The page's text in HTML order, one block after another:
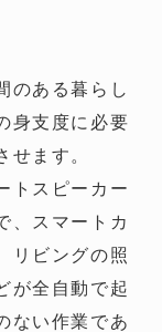
のある暮らし
身支度に必要
せます。
トスピーカー
、スマートカ
リビングの照
が全自動で起
ない作業であ